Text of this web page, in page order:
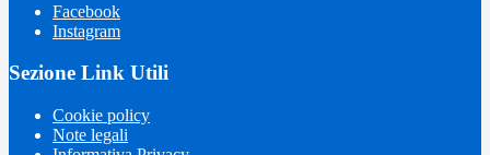
Facebook
Instagram
Sezione Link Utili
Cookie policy
Note legali